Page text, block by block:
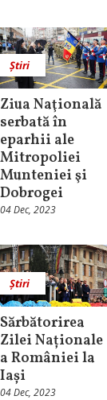
Știri
Ziua Naţională
serbată în
eparhii ale
Mitropoliei
Munteniei şi
Dobrogei
04 Dec, 2023
Știri
Sărbătorirea
Zilei Naționale
a României la
Iași
04 Dec, 2023